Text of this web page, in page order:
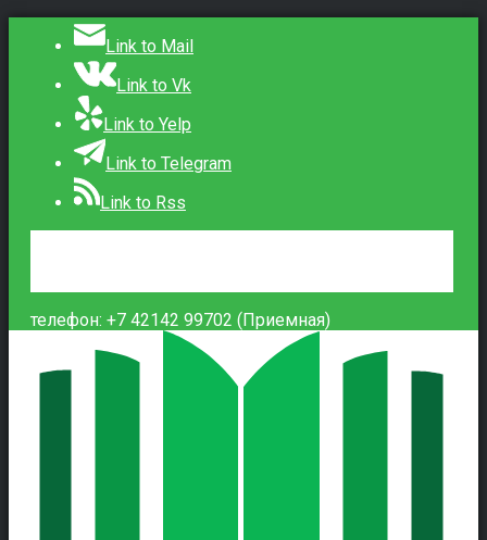
Link to Mail
Link to Vk
Link to Yelp
Link to Telegram
Link to Rss
телефон: +7 42142 99702 (Приемная)